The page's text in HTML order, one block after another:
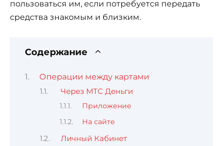
пользоваться им, если потребуется передать
средства знакомым и близким.
Содержание
Операции между картами
Через МТС Деньги
Приложение
На сайте
Личный Кабинет